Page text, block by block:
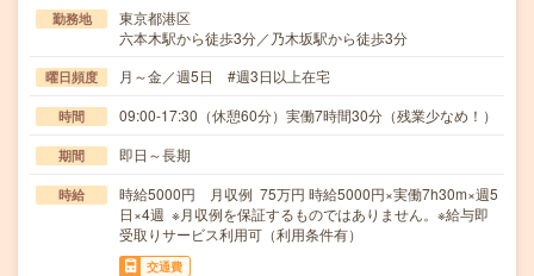
勤務地
東京都港区
六本木駅から徒歩3分／乃木坂駅から徒歩3分
曜日頻度 月～金／週5日 #週3日以上在宅
時間 09:00-17:30（休憩60分）実働7時間30分（残業少なめ！）
期間 即日～長期
時給
時給5000円 月収例 75万円 時給5000円×実働7h30m×週5
日×4週 ※月収例を保証するものではありません。※給与即
受取りサービス利用可（利用条件有）
交通費